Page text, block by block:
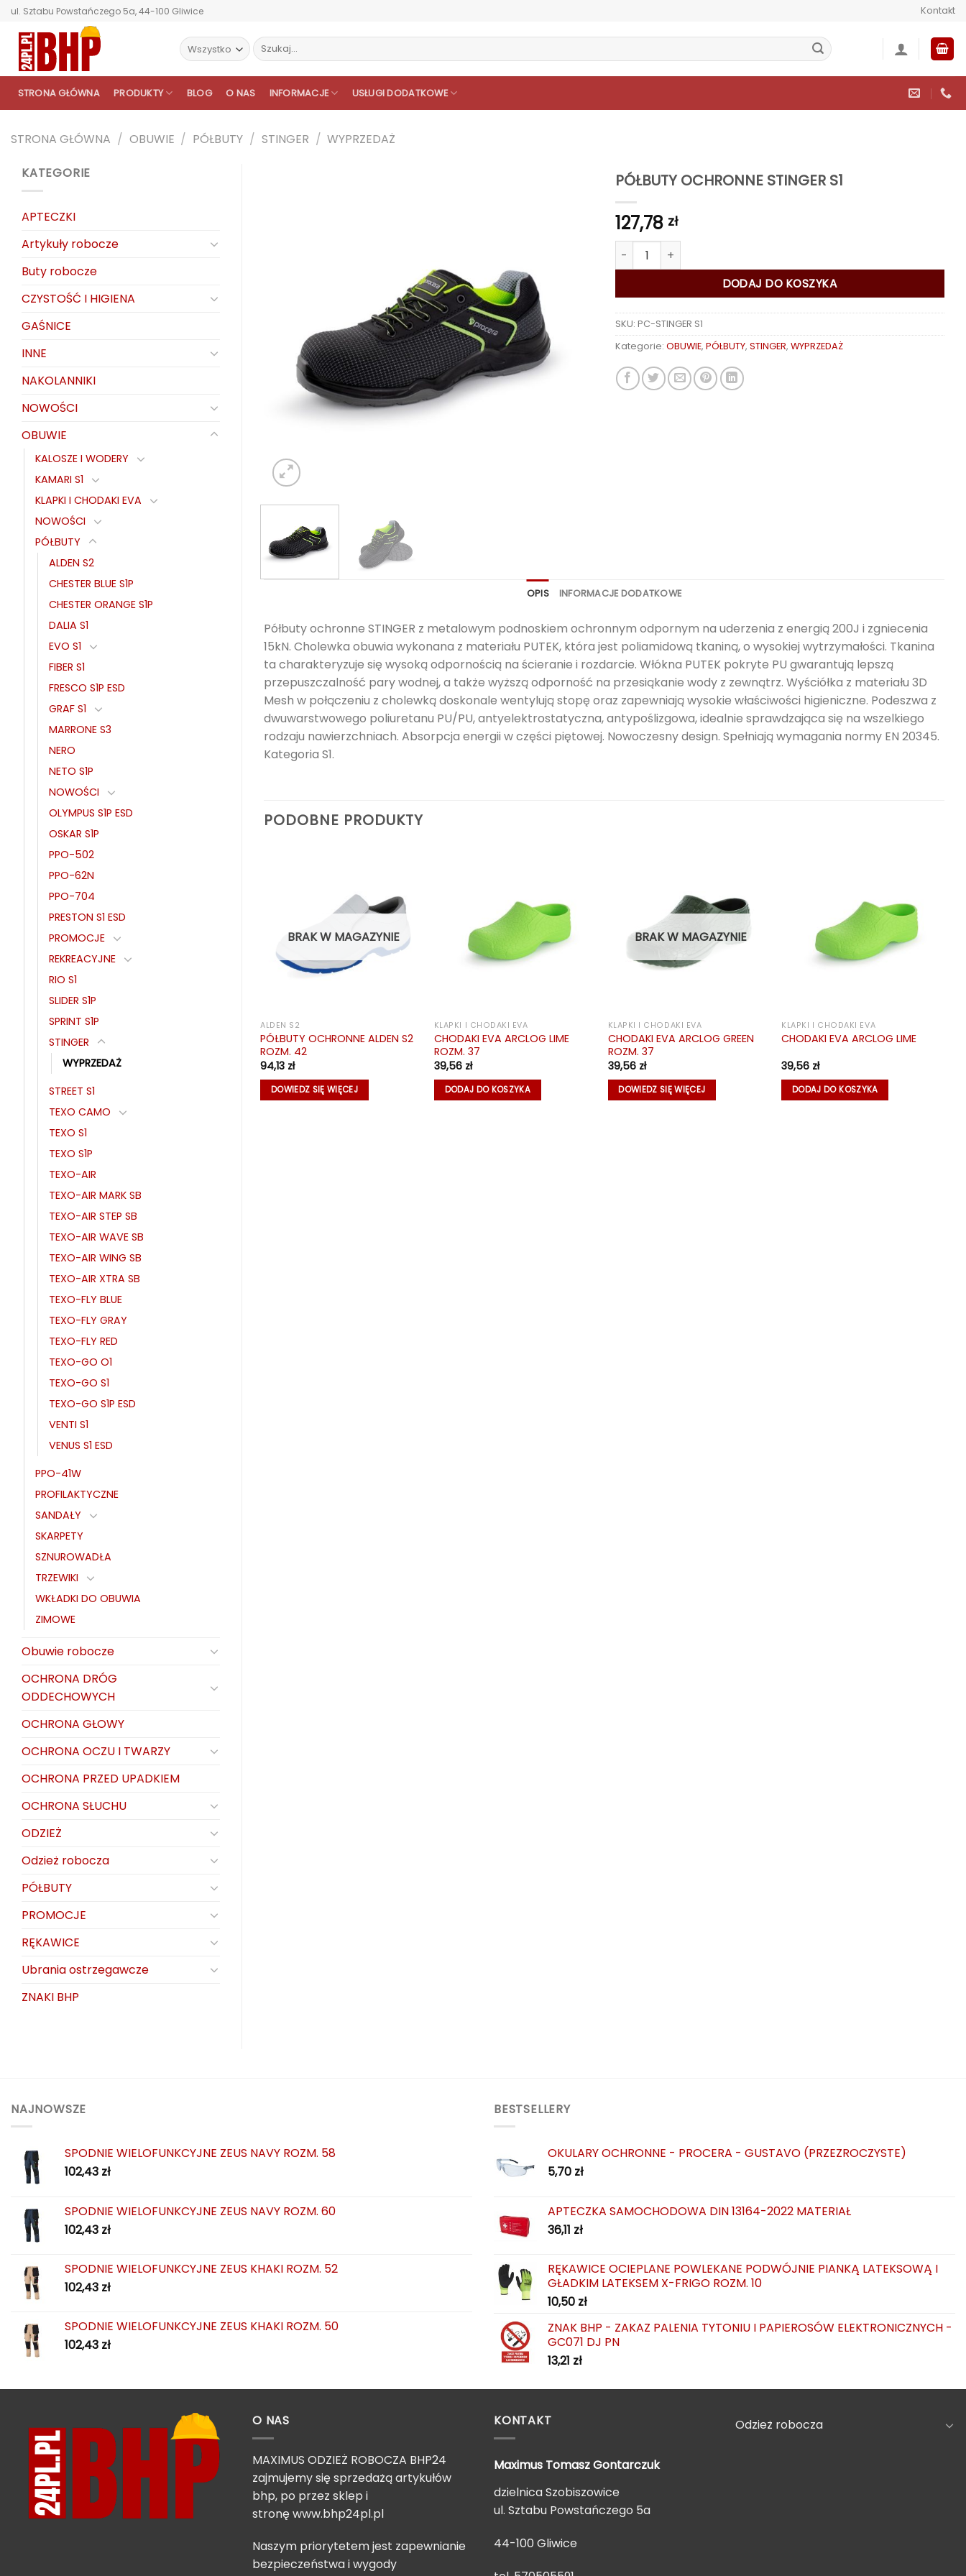
Przewiń
zawartości
ul. Sztabu Powstańczego 5a, 44-100 Gliwice Kontakt
Szukaj:
STRONA GŁÓWNA PRODUKTY BLOG O NAS INFORMACJE USŁUGI DODATKOWE
STRONA GŁÓWNA / OBUWIE / PÓŁBUTY / STINGER / WYPRZEDAŻ
KATEGORIE
APTECZKI
Artykuły robocze
Buty robocze
CZYSTOŚĆ I HIGIENA
GAŚNICE
INNE
NAKOLANNIKI
NOWOŚCI
OBUWIE
KALOSZE I WODERY
KAMARI S1
KLAPKI I CHODAKI EVA
NOWOŚCI
PÓŁBUTY
ALDEN S2
CHESTER BLUE S1P
CHESTER ORANGE S1P
DALIA S1
EVO S1
FIBER S1
FRESCO S1P ESD
GRAF S1
MARRONE S3
NERO
NETO S1P
NOWOŚCI
OLYMPUS S1P ESD
OSKAR S1P
PPO-502
PPO-62N
PPO-704
PRESTON S1 ESD
PROMOCJE
REKREACYJNE
RIO S1
SLIDER S1P
SPRINT S1P
STINGER
WYPRZEDAŻ
STREET S1
TEXO CAMO
TEXO S1
TEXO S1P
TEXO-AIR
TEXO-AIR MARK SB
TEXO-AIR STEP SB
TEXO-AIR WAVE SB
TEXO-AIR WING SB
TEXO-AIR XTRA SB
TEXO-FLY BLUE
TEXO-FLY GRAY
TEXO-FLY RED
TEXO-GO O1
TEXO-GO S1
TEXO-GO S1P ESD
VENTI S1
VENUS S1 ESD
PPO-41W
PROFILAKTYCZNE
SANDAŁY
SKARPETY
SZNUROWADŁA
TRZEWIKI
WKŁADKI DO OBUWIA
ZIMOWE
Obuwie robocze
OCHRONA DRÓG
ODDECHOWYCH
OCHRONA GŁOWY
OCHRONA OCZU I TWARZY
OCHRONA PRZED UPADKIEM
OCHRONA SŁUCHU
ODZIEŻ
Odzież robocza
PÓŁBUTY
PROMOCJE
RĘKAWICE
Ubrania ostrzegawcze
ZNAKI BHP
PÓŁBUTY OCHRONNE STINGER S1
127,78 zł
ilość PÓŁBUTY OCHRONNE STINGER S1
DODAJ DO KOSZYKA
SKU: PC-STINGER S1
Kategorie: OBUWIE, PÓŁBUTY, STINGER, WYPRZEDAŻ
OPIS INFORMACJE DODATKOWE
Półbuty ochronne STINGER z metalowym podnoskiem ochronnym odpornym na uderzenia z energią 200J i zgniecenia
15kN. Cholewka obuwia wykonana z materiału PUTEK, która jest poliamidową tkaniną, o wysokiej wytrzymałości. Tkanina
ta charakteryzuje się wysoką odpornością na ścieranie i rozdarcie. Włókna PUTEK pokryte PU gwarantują lepszą
przepuszczalność pary wodnej, a także wyższą odporność na przesiąkanie wody z zewnątrz. Wyściółka z materiału 3D
Mesh w połączeniu z cholewką doskonale wentylują stopę oraz zapewniają wysokie właściwości higieniczne. Podeszwa z
dwuwarstwowego poliuretanu PU/PU, antyelektrostatyczna, antypoślizgowa, idealnie sprawdzająca się na wszelkiego
rodzaju nawierzchniach. Absorpcja energii w części piętowej. Nowoczesny design. Spełniają wymagania normy EN 20345.
Kategoria S1.
PODOBNE PRODUKTY
BRAK W MAGAZYNIE
ALDEN S2
PÓŁBUTY OCHRONNE ALDEN S2
ROZM. 42
94,13 zł
DOWIEDZ SIĘ WIĘCEJ
KLAPKI I CHODAKI EVA
CHODAKI EVA ARCLOG LIME
ROZM. 37
39,56 zł
DODAJ DO KOSZYKA
BRAK W MAGAZYNIE
KLAPKI I CHODAKI EVA
CHODAKI EVA ARCLOG GREEN
ROZM. 37
39,56 zł
DOWIEDZ SIĘ WIĘCEJ
KLAPKI I CHODAKI EVA
CHODAKI EVA ARCLOG LIME
39,56 zł
DODAJ DO KOSZYKA
ALDEN S2
ALDEN S2
PÓŁBUTY OCHRONNE ALDEN S2
94,13zł
NAJNOWSZE
SPODNIE WIELOFUNKCYJNE ZEUS NAVY ROZM. 58
102,43 zł
SPODNIE WIELOFUNKCYJNE ZEUS NAVY ROZM. 60
102,43 zł
SPODNIE WIELOFUNKCYJNE ZEUS KHAKI ROZM. 52
102,43 zł
SPODNIE WIELOFUNKCYJNE ZEUS KHAKI ROZM. 50
102,43 zł
BESTSELLERY
OKULARY OCHRONNE - PROCERA - GUSTAVO (PRZEZROCZYSTE)
5,70 zł
APTECZKA SAMOCHODOWA DIN 13164-2022 MATERIAŁ
36,11 zł
RĘKAWICE OCIEPLANE POWLEKANE PODWÓJNIE PIANKĄ LATEKSOWĄ I
GŁADKIM LATEKSEM X-FRIGO ROZM. 10
10,50 zł
ZNAK BHP - ZAKAZ PALENIA TYTONIU I PAPIEROSÓW ELEKTRONICZNYCH -
GC071 DJ PN
13,21 zł
O NAS
MAXIMUS ODZIEŻ ROBOCZA BHP24
zajmujemy się sprzedażą artykułów
bhp, po przez sklep i
stronę www.bhp24pl.pl
Naszym priorytetem jest zapewnianie
bezpieczeństwa i wygody
KONTAKT
Maximus TomaszGontarczuk
dzielnica Szobiszowice
ul. Sztabu Powstańczego 5a
44-100 Gliwice
Odzież robocza